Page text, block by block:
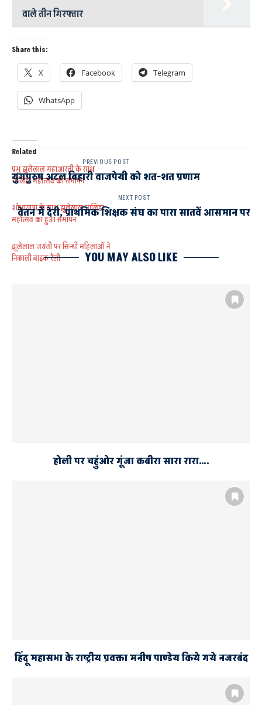
वाले तीन गिरफ्तार
Share this:
X Facebook Telegram
WhatsApp
Related
प्रभु झूलेलाल महाआरती के साथ
चालिहा महोत्सव का समापन
शोभायात्रा के साथ झूलेलाल चालिहा
महोत्सव का हुआ समापन
झूलेलाल जयंती पर सिन्धी महिलाओं ने
निकाली बाइक रैली
PREVIOUS POST
युगपुरुष अटल बिहारी वाजपेयी को शत-शत प्रणाम
NEXT POST
वेतन में देरी, प्राथमिक शिक्षक संघ का पारा सातवें आसमान पर
YOU MAY ALSO LIKE
होली पर चहुंओर गूंजा कबीरा सारा रारा….
हिंदू महासभा के राष्ट्रीय प्रवक्ता मनीष पाण्डेय किये गये नजरबंद